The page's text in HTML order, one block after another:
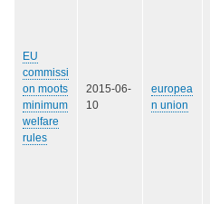
EU
commissi
on moots
minimum
welfare
rules
2015-06-
10
europea
n union